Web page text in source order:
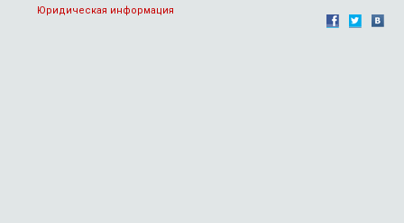
Юридическая информация